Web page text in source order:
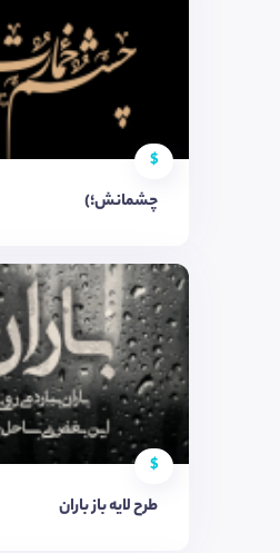
$
چشمانش؛)
$
طرح لایه باز باران